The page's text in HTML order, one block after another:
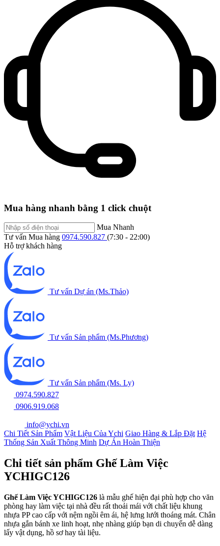
Mua hàng nhanh bằng 1 click chuột
Mua Nhanh
Tư vấn Mua hàng 0974.590.827 (7:30 - 22:00)
Hỗ trợ khách hàng
Tư vấn Dự án (Ms.Thảo)
Tư vấn Sản phẩm (Ms.Phương)
Tư vấn Sản phẩm (Ms. Ly)
0974.590.827
0906.919.068
info@ychi.vn
Chi Tiết Sản Phẩm Vật Liệu Của Ychi Giao Hàng & Lắp Đặt Hệ
Thống Sản Xuất Thông Minh Dự Án Hoàn Thiện
Chi tiết sản phẩm Ghế Làm Việc
YCHIGC126
Ghế Làm Việc YCHIGC126 là mẫu ghế hiện đại phù hợp cho văn
phòng hay làm việc tại nhà đều rất thoải mái với chất liệu khung
nhựa PP cao cấp với nệm ngồi êm ái, hệ lưng lưới thoáng mát. Chân
nhựa gắn bánh xe linh hoạt, nhẹ nhàng giúp bạn di chuyển dễ dàng
lấy vật dụng, hồ sơ hay tài liệu.